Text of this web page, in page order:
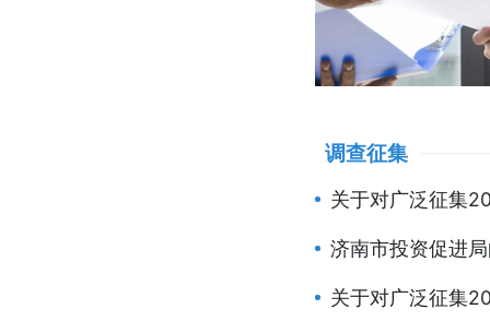
调查征集
关于对广泛征集
济南市投资促进
关于对广泛征集